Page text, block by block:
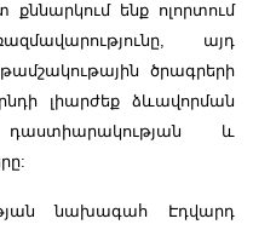
ենք ոլորտում
այդ
ծրագրերի
լիարժեք ձևավորման
և
նախագահ Էդվարդ